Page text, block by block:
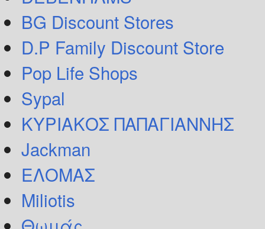
BG Discount Stores
D.P Family Discount Store
Pop Life Shops
Sypal
ΚΥΡΙΑΚΟΣ ΠΑΠΑΓΙΑΝΝΗΣ
Jackman
ΕΛΟΜΑΣ
Miliotis